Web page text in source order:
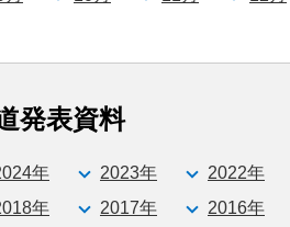
発表資料
年 2023年
2022年
年 2017年
2016年